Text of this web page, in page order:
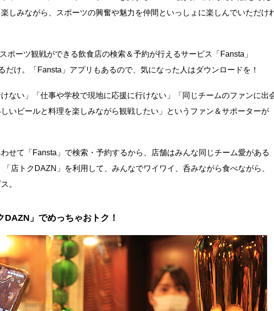
しみながら、スポーツの興奮や魅力を仲間といっしょに楽しんでいただけ
ポーツ観戦ができる飲食店の検索＆予約が行えるサービス「Fansta」
だけ。「Fansta」アプリもあるので、気になった人はダウンロードを！
ない」「仕事や学校で現地に応援に行けない」「同じチームのファンに出
いビールと料理を楽しみながら観戦したい」というファン＆サポーターが
せて「Fansta」で検索・予約するから、店舗はみんな同じチーム愛がある
店トクDAZN」を利用して、みんなでワイワイ、呑みながら食べながら、
。
DAZN」でめっちゃおトク！